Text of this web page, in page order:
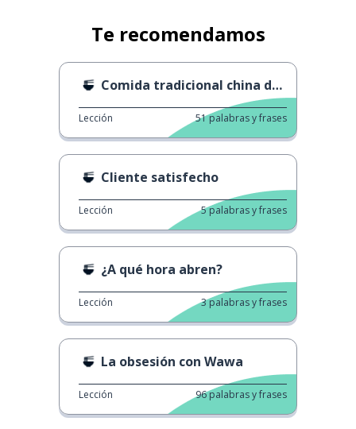
Te recomendamos
Comida tradicional china de año nuevo 1
Lección 51palabras y frases
Cliente satisfecho
Lección 5palabras y frases
¿A qué hora abren?
Lección 3palabras y frases
La obsesión con Wawa
Lección 96palabras y frases